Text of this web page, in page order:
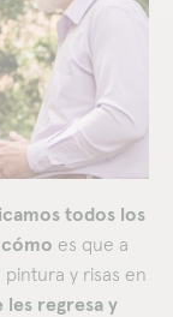
todos los
es que a
y risas en
les regresa y